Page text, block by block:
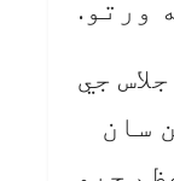
ورتو.
جي
سان